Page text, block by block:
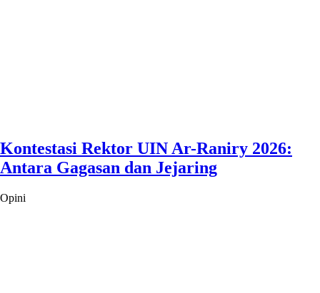
Kontestasi Rektor UIN Ar-Raniry 2026:
Antara Gagasan dan Jejaring
Opini